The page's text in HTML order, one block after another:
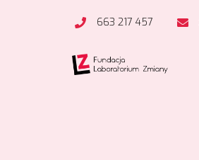
663 217 457